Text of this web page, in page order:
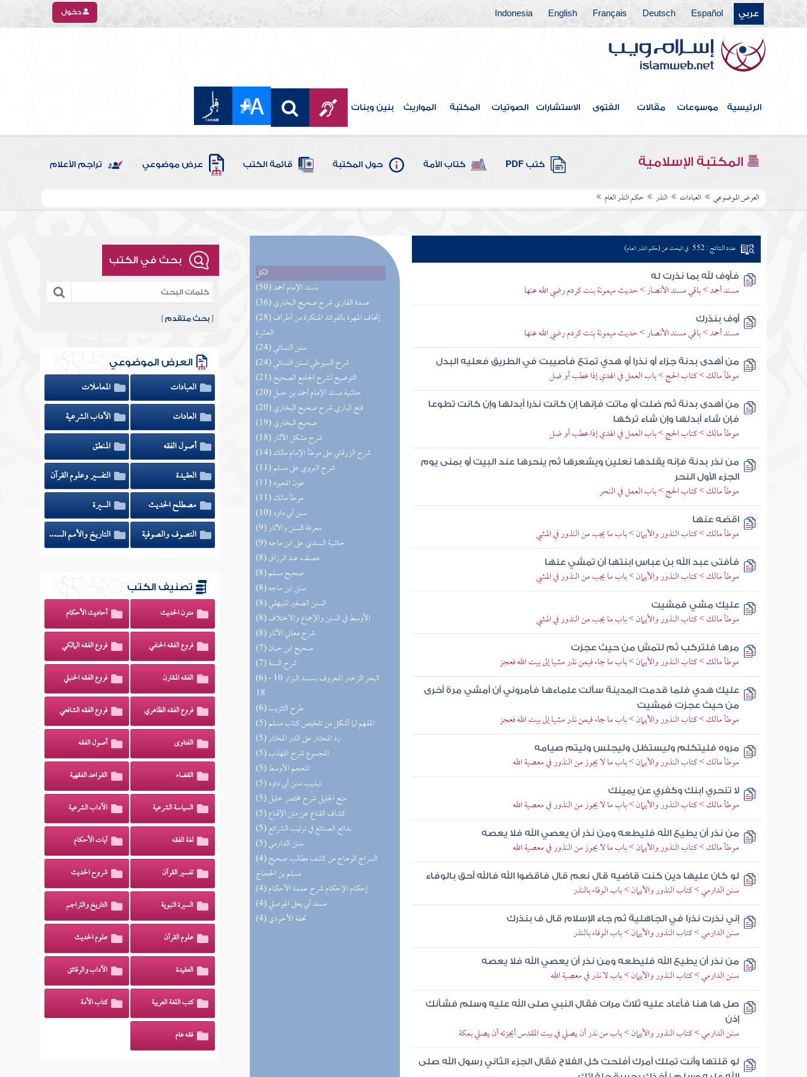
عربي Español
Deutsch
Français
English
Indonesia دخول
الرئيسية موسوعات مقالات الفتوى الاستشارات الصوتيات المكتبة المواريث بنين وبنات
المكتبة الإسلامية كتب PDF كتاب الأمة حول المكتبة قائمة الكتب عرض موضوعي تراجم الأعلام
العرض الموضوعي العبادات النذر حكم النذر العام
الكل
(50) مسند الإمام أحمد
(36) عمدة القاري شرح صحيح البخاري
(28) إتحاف المهرة بالفوائد المبتكرة من أطراف
العشرة
(24) سنن النسائي
(24) شرح السيوطي لسنن النسائي
(21) التوضيح لشرح الجامع الصحيح
(20) حاشية مسند الإمام أحمد بن حنبل
(20) فتح الباري شرح صحيح البخاري
(19) صحيح البخاري
(18) شرح مشكل الآثار
(14) شرح الزرقاني على موطأ الإمام مالك
(11) شرح النووي على مسلم
(11) عون المعبود
(11) موطأ مالك
(10) سنن أبي داود
(9) معرفة السنن والآثار
(9) حاشية السندي على ابن ماجه
(8) مصنف عبد الرزاق
(8) صحيح مسلم
(8) سنن ابن ماجه
(8) السنن الصغير للبيهقي
(8) الأوسط في السنن والإجماع والاختلاف
(8) شرح معاني الآثار
(7) صحيح ابن حبان
(7) شرح السنة
(6) البحر الزخار المعروف بمسند البزار 10 -
18
(6) طرح التثريب
(5) المفهم لما أشكل من تلخيص كتاب مسلم
(5) رد المحتار على الدر المختار
(5) المجموع شرح المهذب
(5) المعجم الأوسط
(5) تهذيب سنن أبي داود
(5) منح الجليل شرح مختصر خليل
(5) كشاف القناع عن متن الإقناع
(5) بدائع الصنائع في ترتيب الشرائع
(5) سنن الدارمي
(4) السراج الوهاج من كشف مطالب صحيح
مسلم بن الحجاج
(4) إحكام الإحكام شرح عمدة الأحكام
(4) مسند أبي يعلى الموصلي
(4) تحفة الأحوذي
عدد النتائج : 552 في البحث عن (حكم النذر العام)
فأوف لله بما نذرت له
مسند أحمد > باقي مسند الأنصار > حديث ميمونة بنت كردم رضي الله عنها
أوف بنذرك
مسند أحمد > باقي مسند الأنصار > حديث ميمونة بنت كردم رضي الله عنها
من أهدى بدنة جزاء أو نذرا أو هدي تمتع فأصيبت في الطريق فعليه البدل
موطأ مالك > كتاب الحج > باب العمل في الهدي إذا عطب أو ضل
من أهدى بدنة ثم ضلت أو ماتت فإنها إن كانت نذرا أبدلها وإن كانت تطوعا
فإن شاء أبدلها وإن شاء تركها
موطأ مالك > كتاب الحج > باب العمل في الهدي إذا عطب أو ضل
من نذر بدنة فإنه يقلدها نعلين ويشعرها ثم ينحرها عند البيت أو بمنى يوم
الجزء الأول النحر
موطأ مالك > كتاب الحج > باب العمل في النحر
اقضه عنها
موطأ مالك > كتاب النذور والأيمان > باب ما يجب من النذور في المشي
فأفتى عبد الله بن عباس ابنتها أن تمشي عنها
موطأ مالك > كتاب النذور والأيمان > باب ما يجب من النذور في المشي
عليك مشي فمشيت
موطأ مالك > كتاب النذور والأيمان > باب ما يجب من النذور في المشي
مرها فلتركب ثم لتمش من حيث عجزت
موطأ مالك > كتاب النذور والأيمان > باب ما جاء فيمن نذر مشيا إلى بيت الله فعجز
عليك هدي فلما قدمت المدينة سألت علماءها فأمروني أن أمشي مرة أخرى
من حيث عجزت فمشيت
موطأ مالك > كتاب النذور والأيمان > باب ما جاء فيمن نذر مشيا إلى بيت الله فعجز
مروه فليتكلم وليستظل وليجلس وليتم صيامه
موطأ مالك > كتاب النذور والأيمان > باب ما لا يجوز من النذور في معصية الله
لا تنحري ابنك وكفري عن يمينك
موطأ مالك > كتاب النذور والأيمان > باب ما لا يجوز من النذور في معصية الله
من نذر أن يطيع الله فليطعه ومن نذر أن يعصي الله فلا يعصه
موطأ مالك > كتاب النذور والأيمان > باب ما لا يجوز من النذور في معصية الله
لو كان عليها دين كنت قاضيه قال نعم قال فاقضوا الله فالله أحق بالوفاء
سنن الدارمي > كتاب النذور والأيمان > باب الوفاء بالنذر
إني نذرت نذرا في الجاهلية ثم جاء الإسلام قال ف بنذرك
سنن الدارمي > كتاب النذور والأيمان > باب الوفاء بالنذر
من نذر أن يطيع الله فليطعه ومن نذر أن يعصي الله فلا يعصه
سنن الدارمي > كتاب النذور والأيمان > باب لا نذر في معصية الله
صل ها هنا فأعاد عليه ثلاث مرات فقال النبي صلى الله عليه وسلم فشأنك
إذن
سنن الدارمي > كتاب النذور والأيمان > باب من نذر أن يصلي في بيت المقدس أيجزئه أن يصلي بمكة
لو قلتها وأنت تملك أمرك أفلحت كل الفلاح فقال الجزء الثاني رسول الله صلى
بحث في الكتب
[بحث متقدم ]
العرض الموضوعي
العبادات
المعاملات
العادات
الآداب الشرعية
أصول الفقه
المنطق
العقيدة
التفسير وعلوم القرآن
مصطلح الحديث
السيرة
التصوف والصوفية
التاريخ والأمم السابقة
تصنيف الكتب
متون الحديث أحاديث الأحكام
فروع الفقه الحنفي فروع الفقه المالكي
الفقه المقارن فروع الفقه الحنبلي
فروع الفقه الظاهري فروع الفقه الشافعي
الفتاوى أصول الفقه
القضاء القواعد الفقهية
السياسة الشرعية الآداب الشرعية
لغة الفقه آيات الأحكام
تفسير القرآن شروح الحديث
السيرة النبوية التاريخ والتراجم
علوم القرآن علوم الحديث
العقيدة الآداب والرقائق
كتب اللغة العربية كتاب الأمة
فقه عام